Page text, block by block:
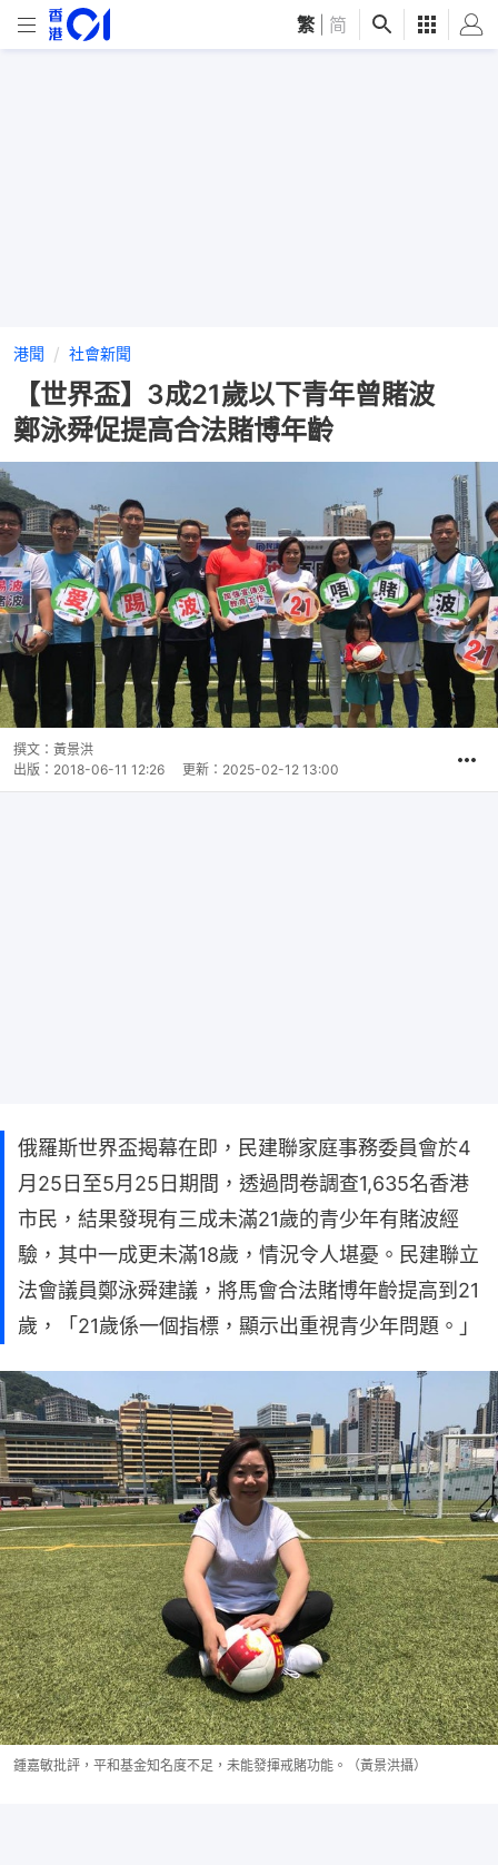
繁 简
港聞 社會新聞
【世界盃】3成21歲以下青年曾賭波
鄭泳舜促提高合法賭博年齡
撰文： 黃景洪
出版： 2018-06-11 12:26 更新： 2025-02-12 13:00
俄羅斯世界盃揭幕在即，民建聯家庭事務委員會於4
月25日至5月25日期間，透過問卷調查1,635名香港
市民，結果發現有三成未滿21歲的青少年有賭波經
驗，其中一成更未滿18歲，情況令人堪憂。民建聯立
法會議員鄭泳舜建議，將馬會合法賭博年齡提高到21
歲，「21歲係一個指標，顯示出重視青少年問題。」
鍾嘉敏批評，平和基金知名度不足，未能發揮戒賭功能。（黃景洪攝）